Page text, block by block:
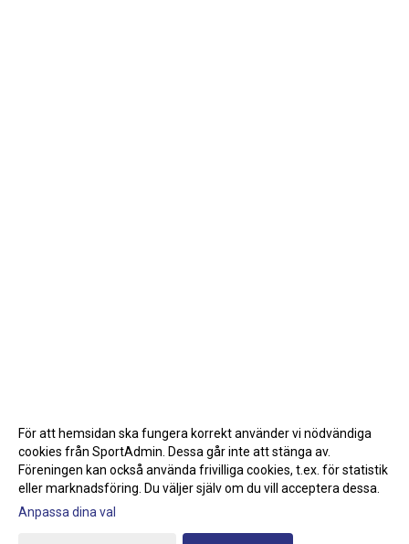
Gå till Webbversion
För att hemsidan ska fungera korrekt använder vi nödvändiga
cookies från SportAdmin. Dessa går inte att stänga av.
Föreningen kan också använda frivilliga cookies, t.ex. för statistik
eller marknadsföring. Du väljer själv om du vill acceptera dessa.
Anpassa dina val